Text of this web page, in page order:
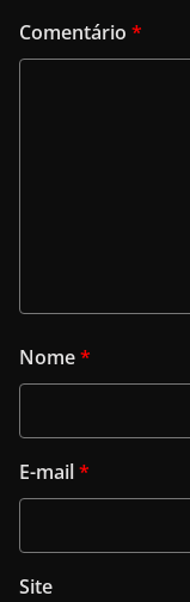
Comentário *
Nome*
E-mail*
Site